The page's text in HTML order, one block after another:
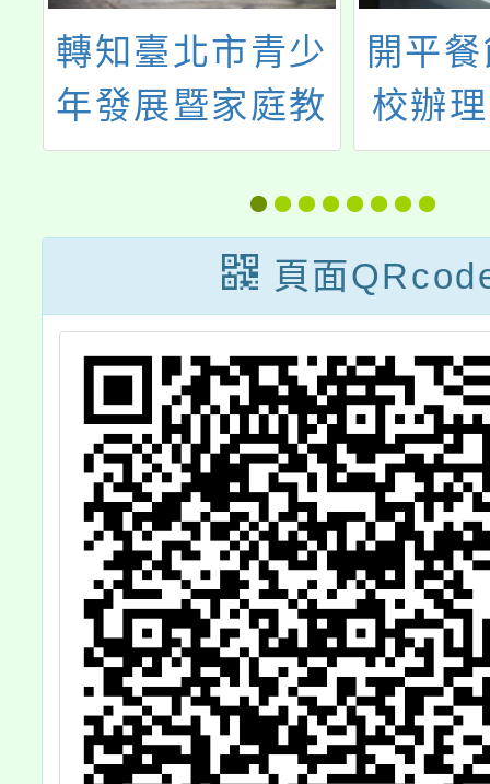
轉知臺北市青少
年發展暨家庭教
育中心辦理「第
九屆秀17-臺北
市青少年時尚造
型設計競賽」
開平
校辦
年度
營」
頁面